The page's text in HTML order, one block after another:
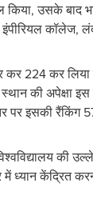
किया, उसके बाद
कॉलेज,
224 कर
की अपेक्षा
पर इसकी रैंकिंग
की
में ध्यान केंद्रित